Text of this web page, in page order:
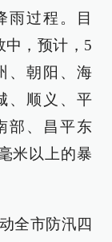
雨过程。目
中，预计，5
、朝阳、海
、顺义、平
部、昌平东
米以上的暴
全市防汛四